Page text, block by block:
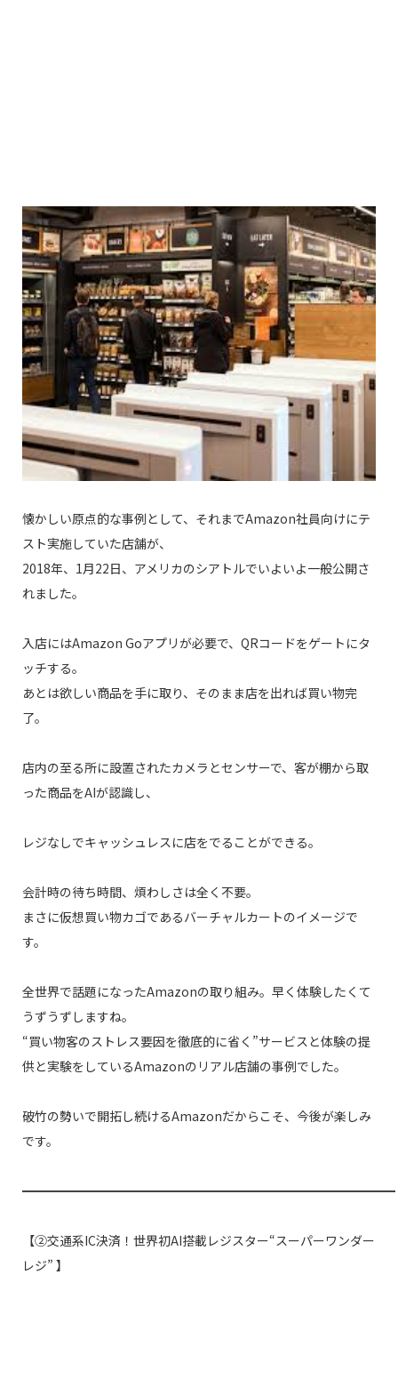
懐かしい原点的な事例として、それまでAmazon社員向けにテ
スト実施していた店舗が、
2018年、1月22日、アメリカのシアトルでいよいよ一般公開さ
れました。
入店にはAmazon Goアプリが必要で、QRコードをゲートにタ
ッチする。
あとは欲しい商品を手に取り、そのまま店を出れば買い物完
了。
店内の至る所に設置されたカメラとセンサーで、客が棚から取
った商品をAIが認識し、
レジなしでキャッシュレスに店をでることができる。
会計時の待ち時間、煩わしさは全く不要。
まさに仮想買い物カゴであるバーチャルカートのイメージで
す。
全世界で話題になったAmazonの取り組み。早く体験したくて
うずうずしますね。
“買い物客のストレス要因を徹底的に省く”サービスと体験の提
供と実験をしているAmazonのリアル店舗の事例でした。
破竹の勢いで開拓し続けるAmazonだからこそ、今後が楽しみ
です。
━━━━━━━━━━━━━━━━━━━━━━━━━━━━━━
【②交通系IC決済！世界初AI搭載レジスター“スーパーワンダー
レジ” 】